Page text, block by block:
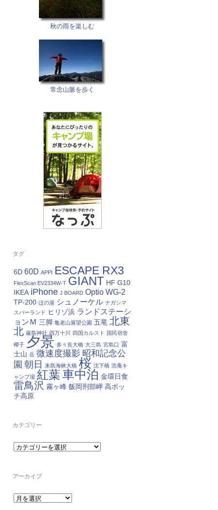
秋の雨を楽しむ
常念山脈を歩く
タグ
6D 60D APPI ESCAPE RX3
FlexScan EV2334W-T GIANT HF G10
IKEA iPhone J BOARD Optio WG-2
TP-200 ほの湯 シュノーケル ナガシマ
スパーランド ヒリゾ浜 ランドステーシ
ョンＭ 三脚 亀老山展望公園 五竜 北東
北 厳島神社 四万十川 四国カルスト
国民宿舎
椰子 夕景 多々良大橋 大三島 宮島口 富
士山 岳 微速度撮影 昭和記念公
園 朝日 来島海峡大橋 桜 沈下橋 浩庵キ
ャンプ場 紅葉車中泊 金環日食
雷鳥沢 霧ヶ峰 飯岡刑部岬 高ボッ
チ高原
カテゴリー
カ
テ
ーアーカイブ
ア
ー